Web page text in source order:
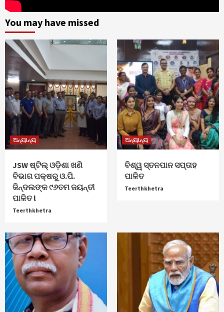
You may have missed
ଅନ୍ୟାନ୍ୟ
JSW ଷ୍ଟିଲ୍ ଓଡ଼ିଶା ଖଣି
ବିଭାଗ ପକ୍ଷରୁ ଓ.ପି.
ଜିନ୍ଦଲଙ୍କ ୯୬ତମ ଜୟନ୍ତୀ
ପାଳିତ l
Teerthkhetra
ଅନ୍ୟାନ୍ୟ
ବିଶ୍ୱ ସ୍ତନପାନ ସପ୍ତାହ
ପାଳିତ
Teerthkhetra